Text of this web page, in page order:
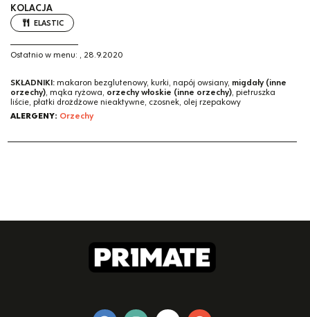
KOLACJA
ELASTIC
Ostatnio w menu: , 28.9.2020
SKŁADNIKI: makaron bezglutenowy, kurki, napój owsiany, migdały (inne
orzechy), mąka ryżowa, orzechy włoskie (inne orzechy), pietruszka
liście, płatki drożdżowe nieaktywne, czosnek, olej rzepakowy
ALERGENY: Orzechy